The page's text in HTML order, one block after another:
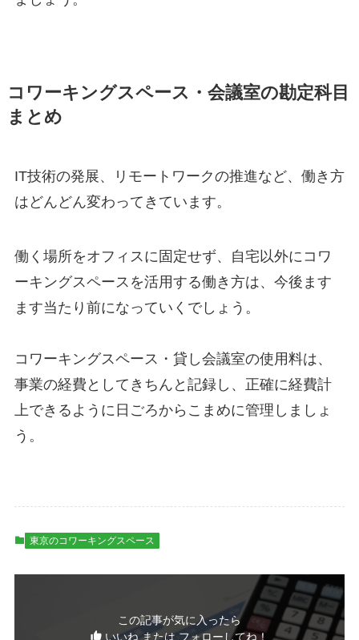
コワーキングスペース・会議室の勘定科目
まとめ
IT技術の発展、リモートワークの推進など、働き方
はどんどん変わってきています。
働く場所をオフィスに固定せず、自宅以外にコワ
ーキングスペースを活用する働き方は、今後ます
ます当たり前になっていくでしょう。
コワーキングスペース・貸し会議室の使用料は、
事業の経費としてきちんと記録し、正確に経費計
上できるように日ごろからこまめに管理しましょ
う。
東京のコワーキングスペース
この記事が気に入ったら
いいね または フォローしてね！